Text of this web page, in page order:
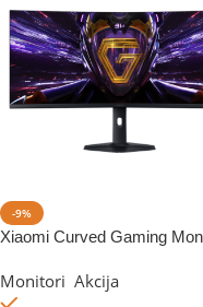
-9%
Xiaomi Curved Gaming
Monitori Akcija